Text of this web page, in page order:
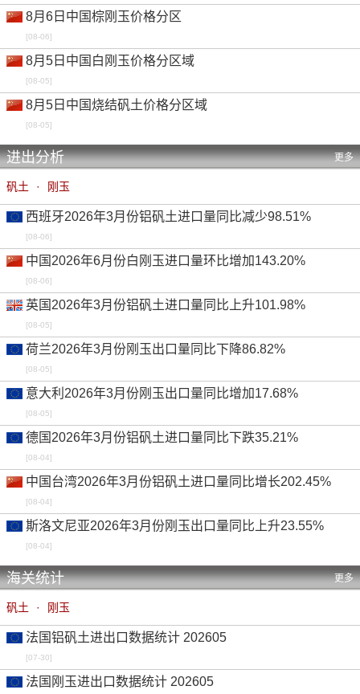
8月6日中国棕刚玉价格分区
[08-06]
8月5日中国白刚玉价格分区域
[08-05]
8月5日中国烧结矾土价格分区域
[08-05]
进出分析 更多
矾土 · 刚玉
西班牙2026年3月份铝矾土进口量同比减少98.51%
[08-06]
中国2026年6月份白刚玉进口量环比增加143.20%
[08-06]
英国2026年3月份铝矾土进口量同比上升101.98%
[08-05]
荷兰2026年3月份刚玉出口量同比下降86.82%
[08-05]
意大利2026年3月份刚玉出口量同比增加17.68%
[08-05]
德国2026年3月份铝矾土进口量同比下跌35.21%
[08-04]
中国台湾2026年3月份铝矾土进口量同比增长202.45%
[08-04]
斯洛文尼亚2026年3月份刚玉出口量同比上升23.55%
[08-04]
海关统计 更多
矾土 · 刚玉
法国铝矾土进出口数据统计 202605
[07-30]
法国刚玉进出口数据统计 202605